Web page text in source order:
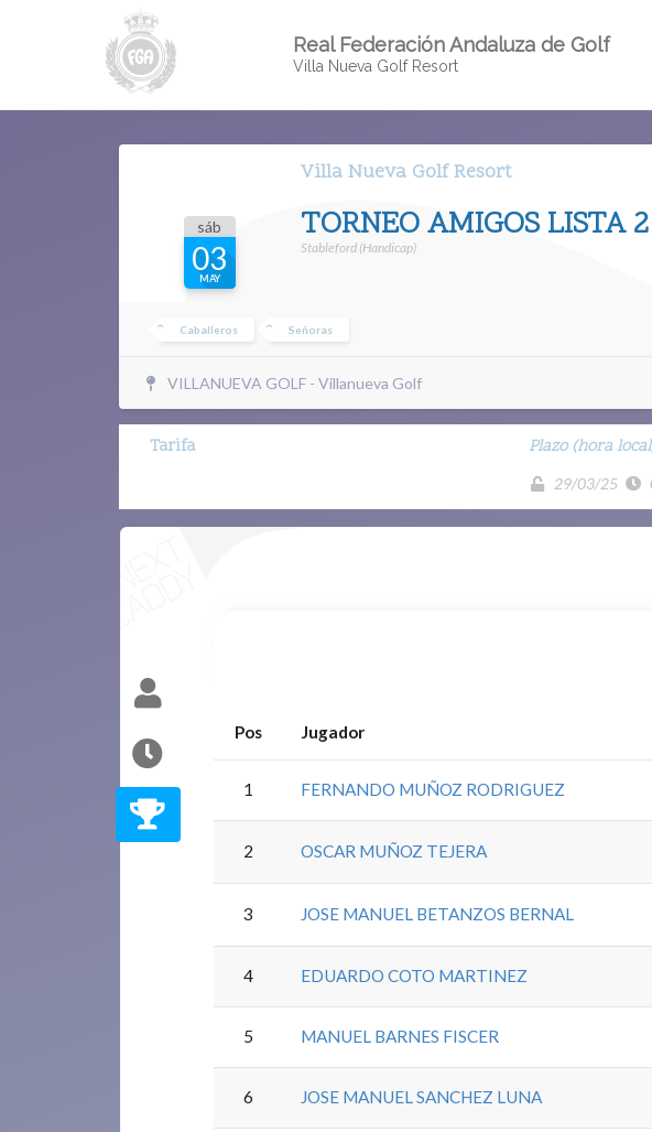
Real Federación Andaluza de Golf
Villa Nueva Golf Resort
Villa Nueva Golf Resort
sáb
03
MAY
TORNEO AMIGOS LISTA 2
Stableford (Handicap)
Caballeros Señoras
VILLANUEVA GOLF - Villanueva Golf
Tarifa Plazo (hora
29/03/25
Pos Jugador
1 FERNANDO MUÑOZ RODRIGUEZ
2 OSCAR MUÑOZ TEJERA
3 JOSE MANUEL BETANZOS BERNAL
4 EDUARDO COTO MARTINEZ
5 MANUEL BARNES FISCER
6 JOSE MANUEL SANCHEZ LUNA